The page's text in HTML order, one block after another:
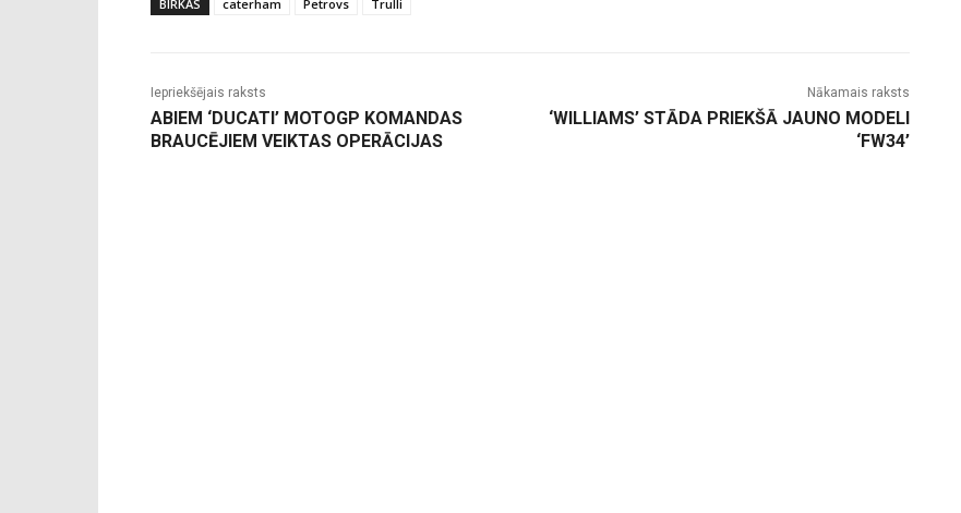
BIRKAS caterham Petrovs Trulli
Iepriekšējais raksts
ABIEM ‘DUCATI’ MOTOGP KOMANDAS
BRAUCĒJIEM VEIKTAS OPERĀCIJAS
Nākamais raksts
‘WILLIAMS’ STĀDA PRIEKŠĀ JAUNO MODELI
‘FW34’